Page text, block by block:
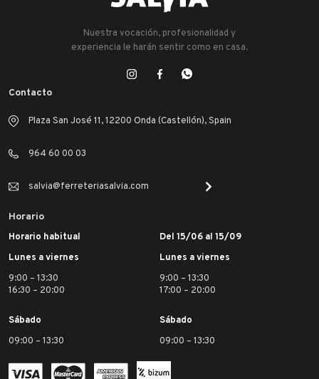
Nuestra vocación, profesionalidad y
experiencia le harán sentir como en casa.
Contacto
Plaza San José 11, 12200 Onda (Castellón), Spain
964 60 00 03
salvia@ferreteriasalvia.com
Horario
Horario habitual
Lunes a viernes
9:00 – 13:30
16:30 – 20:00
Sábado
09:00 – 13:30
Del 15/06 al 15/09
Lunes a viernes
9:00 – 13:30
17:00 – 20:00
Sábado
09:00 – 13:30